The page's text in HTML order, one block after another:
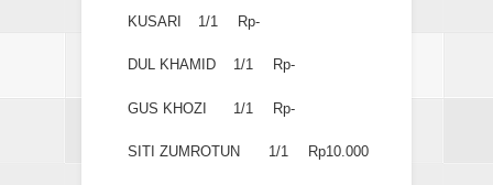
KUSARI 1/1 Rp-
DUL KHAMID 1/1 Rp-
GUS KHOZI 1/1 Rp-
SITI ZUMROTUN 1/1 Rp10.000